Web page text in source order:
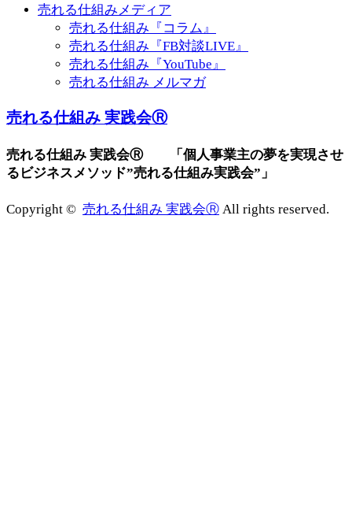
売れる仕組みメディア
売れる仕組み『コラム』
売れる仕組み『FB対談LIVE』
売れる仕組み『YouTube』
売れる仕組み メルマガ
売れる仕組み 実践会Ⓡ
売れる仕組み 実践会Ⓡ 「個人事業主の夢を実現させ
るビジネスメソッド”売れる仕組み実践会”」
Copyright © 売れる仕組み 実践会Ⓡ All rights reserved.